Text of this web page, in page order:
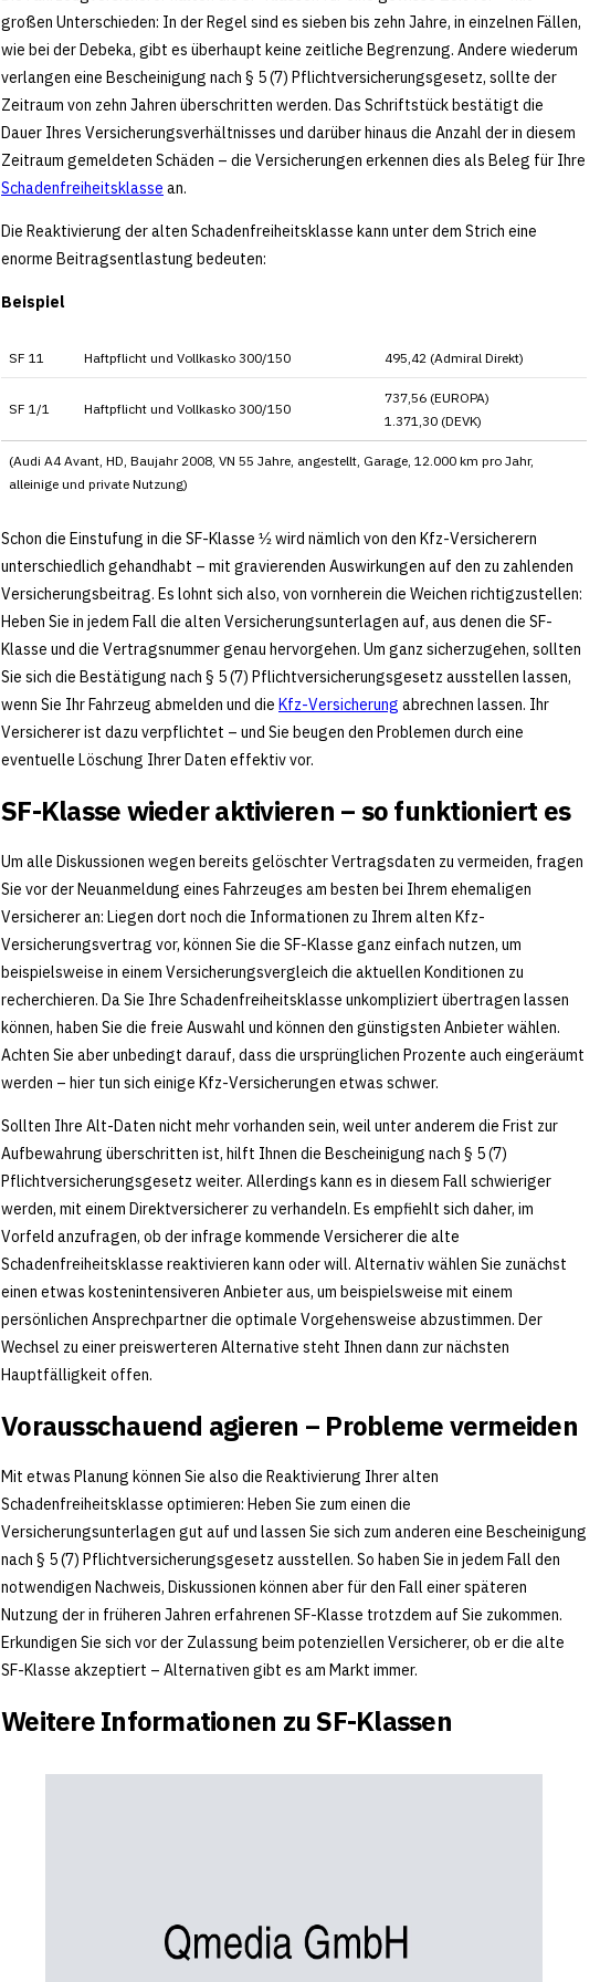
großen Unterschieden: In der Regel sind es sieben bis zehn Jahre, in einzelnen Fällen,
wie bei der Debeka, gibt es überhaupt keine zeitliche Begrenzung. Andere wiederum
verlangen eine Bescheinigung nach § 5 (7) Pflichtversicherungsgesetz, sollte der
Zeitraum von zehn Jahren überschritten werden. Das Schriftstück bestätigt die
Dauer Ihres Versicherungsverhältnisses und darüber hinaus die Anzahl der in diesem
Zeitraum gemeldeten Schäden – die Versicherungen erkennen dies als Beleg für Ihre
Schadenfreiheitsklasse an.
Die Reaktivierung der alten Schadenfreiheitsklasse kann unter dem Strich eine
enorme Beitragsentlastung bedeuten:
Beispiel
SF 11 Haftpflicht und Vollkasko 300/150 495,42 (Admiral Direkt)
SF 1/1 Haftpflicht und Vollkasko 300/150
737,56 (EUROPA)
1.371,30 (DEVK)
(Audi A4 Avant, HD, Baujahr 2008, VN 55 Jahre, angestellt, Garage, 12.000 km pro Jahr,
alleinige und private Nutzung)
Schon die Einstufung in die SF-Klasse 1⁄2 wird nämlich von den Kfz-Versicherern
unterschiedlich gehandhabt – mit gravierenden Auswirkungen auf den zu zahlenden
Versicherungsbeitrag. Es lohnt sich also, von vornherein die Weichen richtigzustellen:
Heben Sie in jedem Fall die alten Versicherungsunterlagen auf, aus denen die SF-
Klasse und die Vertragsnummer genau hervorgehen. Um ganz sicherzugehen, sollten
Sie sich die Bestätigung nach § 5 (7) Pflichtversicherungsgesetz ausstellen lassen,
wenn Sie Ihr Fahrzeug abmelden und die Kfz-Versicherung abrechnen lassen. Ihr
Versicherer ist dazu verpflichtet – und Sie beugen den Problemen durch eine
eventuelle Löschung Ihrer Daten effektiv vor.
SF-Klasse wieder aktivieren – so funktioniert es
Um alle Diskussionen wegen bereits gelöschter Vertragsdaten zu vermeiden, fragen
Sie vor der Neuanmeldung eines Fahrzeuges am besten bei Ihrem ehemaligen
Versicherer an: Liegen dort noch die Informationen zu Ihrem alten Kfz-
Versicherungsvertrag vor, können Sie die SF-Klasse ganz einfach nutzen, um
beispielsweise in einem Versicherungsvergleich die aktuellen Konditionen zu
recherchieren. Da Sie Ihre Schadenfreiheitsklasse unkompliziert übertragen lassen
können, haben Sie die freie Auswahl und können den günstigsten Anbieter wählen.
Achten Sie aber unbedingt darauf, dass die ursprünglichen Prozente auch eingeräumt
werden – hier tun sich einige Kfz-Versicherungen etwas schwer.
Sollten Ihre Alt-Daten nicht mehr vorhanden sein, weil unter anderem die Frist zur
Aufbewahrung überschritten ist, hilft Ihnen die Bescheinigung nach § 5 (7)
Pflichtversicherungsgesetz weiter. Allerdings kann es in diesem Fall schwieriger
werden, mit einem Direktversicherer zu verhandeln. Es empfiehlt sich daher, im
Vorfeld anzufragen, ob der infrage kommende Versicherer die alte
Schadenfreiheitsklasse reaktivieren kann oder will. Alternativ wählen Sie zunächst
einen etwas kostenintensiveren Anbieter aus, um beispielsweise mit einem
persönlichen Ansprechpartner die optimale Vorgehensweise abzustimmen. Der
Wechsel zu einer preiswerteren Alternative steht Ihnen dann zur nächsten
Hauptfälligkeit offen.
Vorausschauend agieren – Probleme vermeiden
Mit etwas Planung können Sie also die Reaktivierung Ihrer alten
Schadenfreiheitsklasse optimieren: Heben Sie zum einen die
Versicherungsunterlagen gut auf und lassen Sie sich zum anderen eine Bescheinigung
nach § 5 (7) Pflichtversicherungsgesetz ausstellen. So haben Sie in jedem Fall den
notwendigen Nachweis, Diskussionen können aber für den Fall einer späteren
Nutzung der in früheren Jahren erfahrenen SF-Klasse trotzdem auf Sie zukommen.
Erkundigen Sie sich vor der Zulassung beim potenziellen Versicherer, ob er die alte
SF-Klasse akzeptiert – Alternativen gibt es am Markt immer.
Weitere Informationen zu SF-Klassen